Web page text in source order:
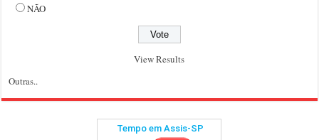
NÃO
View Results
Outras..